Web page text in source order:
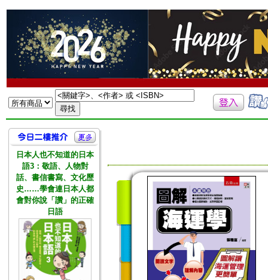
日本人也不知道的日本
語3：敬語、人物對
話、書信書寫、文化歷
史……學會連日本人都
會對你說「讚」的正確
日語